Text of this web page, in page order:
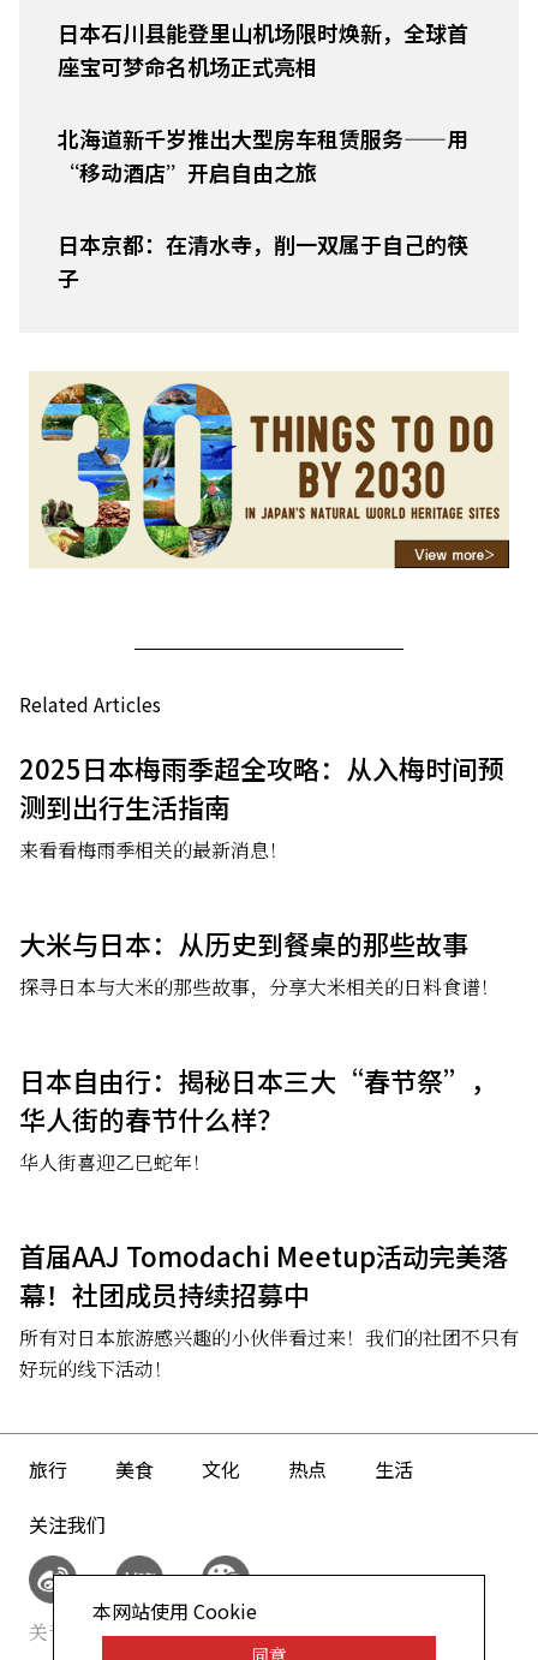
日本石川县能登里山机场限时焕新，全球首
座宝可梦命名机场正式亮相
北海道新千岁推出大型房车租赁服务——用
“移动酒店”开启自由之旅
日本京都：在清水寺，削一双属于自己的筷
子
Related Articles
2025日本梅雨季超全攻略：从入梅时间预
测到出行生活指南
来看看梅雨季相关的最新消息！
大米与日本：从历史到餐桌的那些故事
探寻日本与大米的那些故事，分享大米相关的日料食谱！
日本自由行：揭秘日本三大“春节祭”，
华人街的春节什么样？
华人街喜迎乙巳蛇年！
首届AAJ Tomodachi Meetup活动完美落
幕！社团成员持续招募中
所有对日本旅游感兴趣的小伙伴看过来！我们的社团不只有
好玩的线下活动！
旅行 美食 文化 热点
生活
关注我们
关于我们 网站政策
本网站使用 Cookie
同意